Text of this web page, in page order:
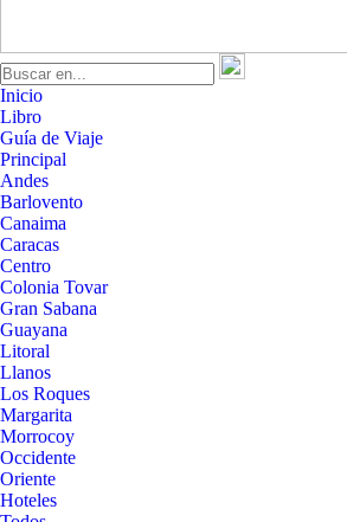
Inicio
Libro
Guía de Viaje
Principal
Andes
Barlovento
Canaima
Caracas
Centro
Colonia Tovar
Gran Sabana
Guayana
Litoral
Llanos
Los Roques
Margarita
Morrocoy
Occidente
Oriente
Hoteles